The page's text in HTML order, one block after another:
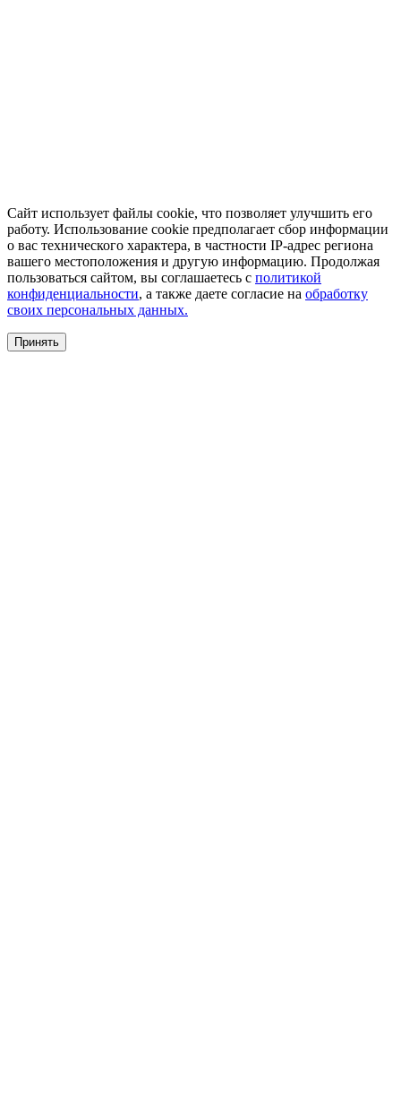
Сайт использует файлы cookie, что позволяет улучшить его
работу. Использование cookie предполагает сбор информации
о вас технического характера, в частности IP-адрес региона
вашего местоположения и другую информацию. Продолжая
пользоваться сайтом, вы соглашаетесь с политикой
конфиденциальности, а также даете согласие на обработку
своих персональных данных.
Принять